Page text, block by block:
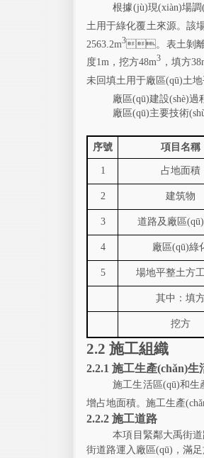
根據(jù)現(xiàn)場調
土用于綠化覆土來源。 該
2563.2m3。表土剝離臨
度1m ，挖方48m3 ，填方
未回填土用于廠區(qū)土地
廠區(qū)建設(shè)
廠區(qū)主要技術
序號 項目 名稱
1 占地面積
2 建筑物
3 道路及廠區
4 廠區(qū)綠
5 場地平整土方
其中：填
挖方
2.2 施工組織
2.2.1 施工生產(chǎn)生
施工生活區(qū)和生
增占地面積。 施工生產
2.2.2 施工道路
本項目緊鄰大禹街
街道路運入廠區(qū)，滿